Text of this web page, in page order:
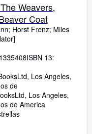
Weavers,
Coat
; Horst Frenz; Miles
ISBN 13:
Los Angeles,
de
, Los Angeles,
de America